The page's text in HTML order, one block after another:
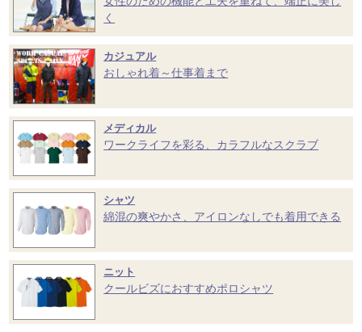
く
カジュアル
おしゃれ着～仕事着まで
メディカル
ワークライフを彩る、カラフルなスクラブ
シャツ
綿混の爽やかさ、アイロンなしでも着用できる
ニット
クールビズにおすすめポロシャツ